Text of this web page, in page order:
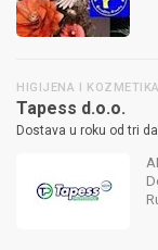
HIGIJENA I KOZMETIKA
Tapess d.o.o.
Dostava u roku od tri